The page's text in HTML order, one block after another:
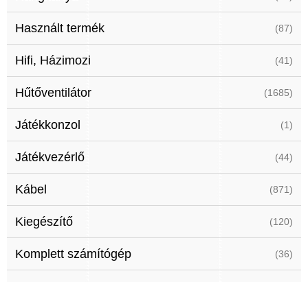
Használt termék (87)
Hifi, Házimozi (41)
Hűtőventilátor (1685)
Játékkonzol (1)
Játékvezérlő (44)
Kábel (871)
Kiegészítő (120)
Komplett számítógép (36)